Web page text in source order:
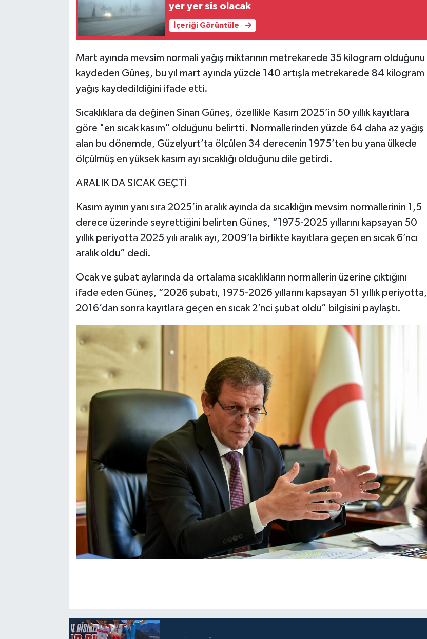
yer yer sis olacak
İçeriği Görüntüle
Mart ayında mevsim normali yağış miktarının metrekarede 35 kilogram olduğunu
kaydeden Güneş, bu yıl mart ayında yüzde 140 artışla metrekarede 84 kilogram
yağış kaydedildiğini ifade etti.
Sıcaklıklara da değinen Sinan Güneş, özellikle Kasım 2025’in 50 yıllık kayıtlara
göre "en sıcak kasım" olduğunu belirtti. Normallerinden yüzde 64 daha az yağış
alan bu dönemde, Güzelyurt’ta ölçülen 34 derecenin 1975’ten bu yana ülkede
ölçülmüş en yüksek kasım ayı sıcaklığı olduğunu dile getirdi.
ARALIK DA SICAK GEÇTİ
Kasım ayının yanı sıra 2025’in aralık ayında da sıcaklığın mevsim normallerinin 1,5
derece üzerinde seyrettiğini belirten Güneş, “1975-2025 yıllarını kapsayan 50
yıllık periyotta 2025 yılı aralık ayı, 2009’la birlikte kayıtlara geçen en sıcak 6’ncı
aralık oldu” dedi.
Ocak ve şubat aylarında da ortalama sıcaklıkların normallerin üzerine çıktığını
ifade eden Güneş, “2026 şubatı, 1975-2026 yıllarını kapsayan 51 yıllık periyotta,
2016’dan sonra kayıtlara geçen en sıcak 2’nci şubat oldu” bilgisini paylaştı.